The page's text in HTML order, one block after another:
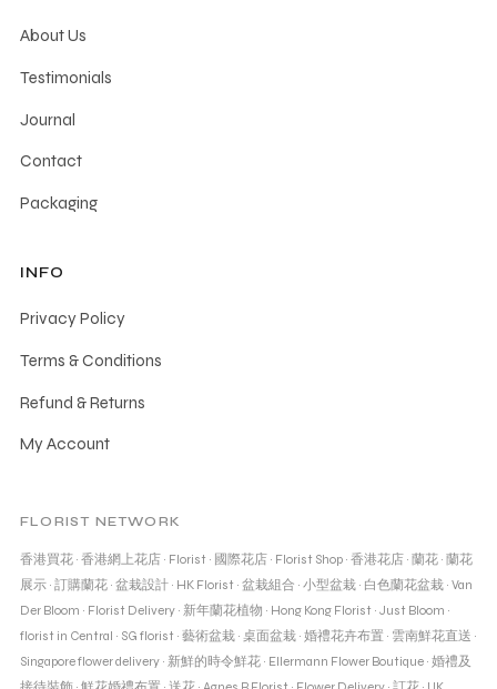
About Us
Testimonials
Journal
Contact
Packaging
INFO
Privacy Policy
Terms & Conditions
Refund & Returns
My Account
FLORIST NETWORK
香港買花· 香港網上花店· Florist · 國際花店· Florist Shop· 香港花店· 蘭花· 蘭花
展示· 訂購蘭花· 盆栽設計· HK Florist · 盆栽組合 · 小型盆栽· 白色蘭花盆栽· Van
Der Bloom · Florist Delivery· 新年蘭花植物 · Hong Kong Florist · Just Bloom ·
florist in Central · SG florist · 藝術盆栽· 桌面盆栽· 婚禮花卉布置 · 雲南鮮花直送 ·
Singapore flower delivery· 新鮮的時令鮮花· Ellermann Flower Boutique· 婚禮及